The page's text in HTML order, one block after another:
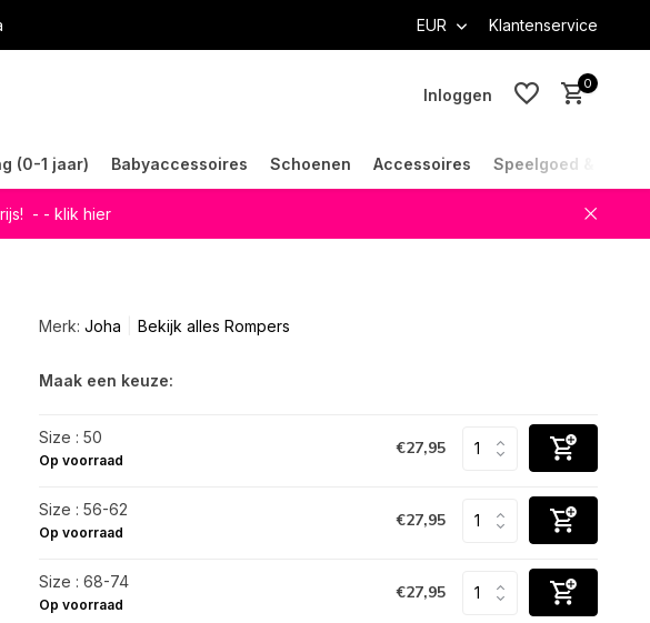
EUR Klantenservice
Inloggen
0
(0-1 jaar) Babyaccessoires Schoenen Accessoires Speelgoed &
- - klik hier
Merk: Joha Bekijk alles Rompers
Maak een keuze:
Size : 50
Op voorraad
€27,95
Size : 56-62
Op voorraad
€27,95
Size : 68-74
Op voorraad
€27,95